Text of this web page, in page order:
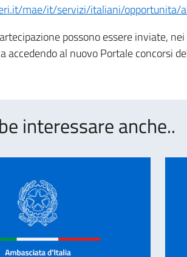
mae/it/servizi/italiani/opportunita/
possono essere inviate,
accedendo al nuovo Portale concorsi
interessare anche..